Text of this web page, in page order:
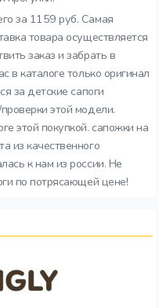
за 1159 руб. Самая
товара осуществляется
заказ и забрать в
в каталоге только оригинал
за детские сапоги
этой модели.
этой покупкой. сапожки на
из качественного
к нам из россии. Не
по потрясающей цене!